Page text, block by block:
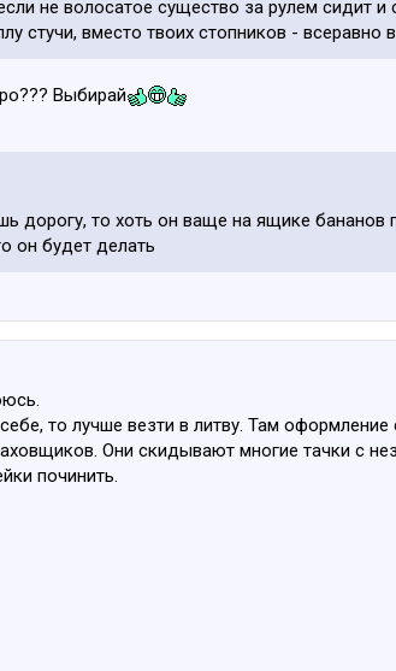
не волосатое существо за рулем сидит и
стучи, вместо твоих стопников - всеравно
Выбирай
дорогу, то хоть он ваще на ящике бананов
он будет делать
то лучше везти в литву. Там
Они скидывают многие тачки с
починить.